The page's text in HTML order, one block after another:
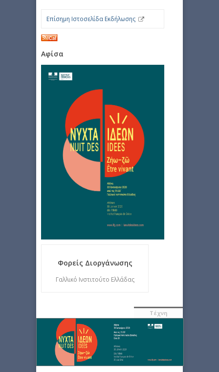
Επίσημη Ιστοσελίδα Εκδήλωσης
Αφίσα
Φορείς Διοργάνωσης
Γαλλικό Ινστιτούτο Ελλάδας
Τέχνη